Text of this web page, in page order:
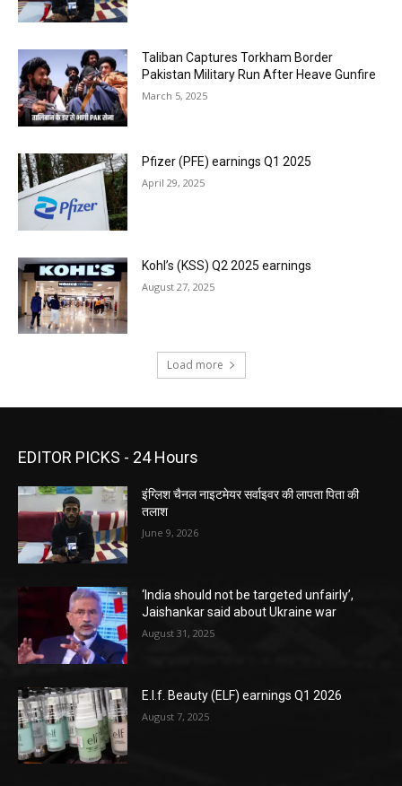
Taliban Captures Torkham Border
Pakistan Military Run After Heave Gunfire
March 5, 2025
Pfizer (PFE) earnings Q1 2025
April 29, 2025
Kohl’s (KSS) Q2 2025 earnings
August 27, 2025
Load more
EDITOR PICKS - 24 Hours
इंग्लिश चैनल नाइटमेयर सर्वाइवर की लापता पिता की
तलाश
June 9, 2026
‘India should not be targeted unfairly’,
Jaishankar said about Ukraine war
August 31, 2025
E.l.f. Beauty (ELF) earnings Q1 2026
August 7, 2025